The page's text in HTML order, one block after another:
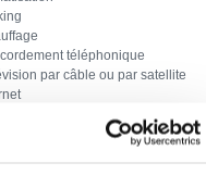
téléphonique
par câble ou par satellite